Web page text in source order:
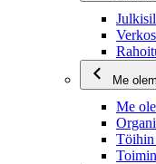
Me
Me